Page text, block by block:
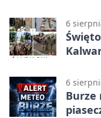
6
6
Burze